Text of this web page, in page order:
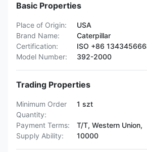
Basic Properties
Place of Origin:
USA
Brand Name:
Caterpillar
Certification:
ISO +86
Model Number:
392-2000
Trading Properties
Minimum Order
Quantity:
1 szt
Payment Terms:
T/T, Western Union,
Supply Ability:
10000